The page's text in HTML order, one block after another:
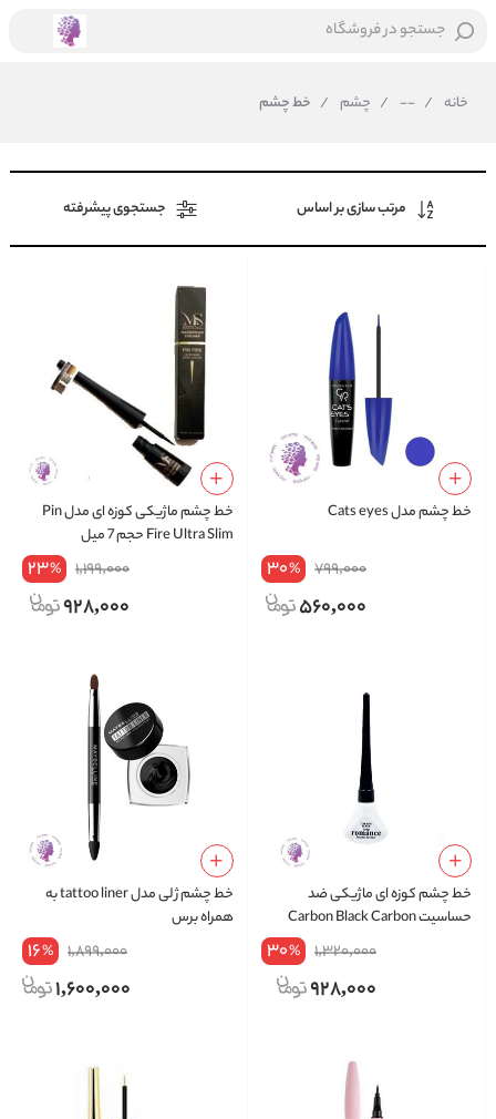
جستجو در فروشگاه
خانه /
--
/ چشم / خط چشم
مرتب سازی بر اساس جستجوی پیشرفته
خط چشم مدل Cats eyes
799,000
30%
560,000
خط چشم ماژیکی کوزه ای مدل Pin
Fire Ultra Slim حجم 7 میل
1,199,000
23%
928,000
خط چشم کوزه ای ماژیکی ضد
حساسیت Carbon Black Carbon
Black Sensitive Eyeliner
1,320,000
30%
928,000
خط چشم ژلی مدل tattoo liner به
همراه برس
1,899,000
16%
1,600,000